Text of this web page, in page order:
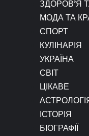
ЗДОРОВ’Я
МОДА ТА
СПОРТ
КУЛІНАРІЯ
УКРАЇНА
СВІТ
ЦІКАВЕ
ІСТОРІЯ
БІОГРАФІЇ